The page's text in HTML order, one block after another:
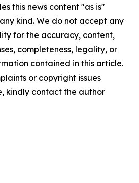
this news content "as is"
kind. We do not accept any
for the accuracy, content,
completeness, legality, or
contained in this article.
or copyright issues
kindly contact the author